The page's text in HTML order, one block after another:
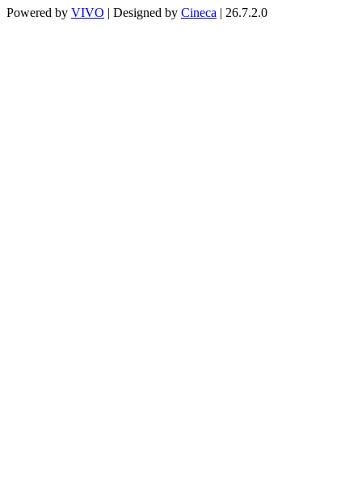
Powered by VIVO | Designed by Cineca | 26.7.2.0